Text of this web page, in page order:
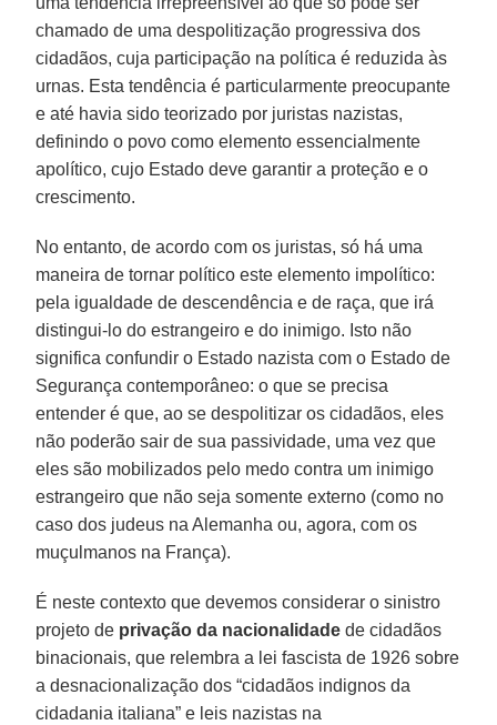
chamado de uma despolitização progressiva dos
cidadãos, cuja participação na política é reduzida às
urnas. Esta tendência é particularmente preocupante
e até havia sido teorizado por juristas nazistas,
definindo o povo como elemento essencialmente
apolítico, cujo Estado deve garantir a proteção e o
crescimento.
No entanto, de acordo com os juristas, só há uma
maneira de tornar político este elemento impolítico:
pela igualdade de descendência e de raça, que irá
distingui-lo do estrangeiro e do inimigo. Isto não
significa confundir o Estado nazista com o Estado de
Segurança contemporâneo: o que se precisa
entender é que, ao se despolitizar os cidadãos, eles
não poderão sair de sua passividade, uma vez que
eles são mobilizados pelo medo contra um inimigo
estrangeiro que não seja somente externo (como no
caso dos judeus na Alemanha ou, agora, com os
muçulmanos na França).
É neste contexto que devemos considerar o sinistro
projeto de privação da nacionalidade de cidadãos
binacionais, que relembra a lei fascista de 1926 sobre
a desnacionalização dos “cidadãos indignos da
cidadania italiana” e leis nazistas na